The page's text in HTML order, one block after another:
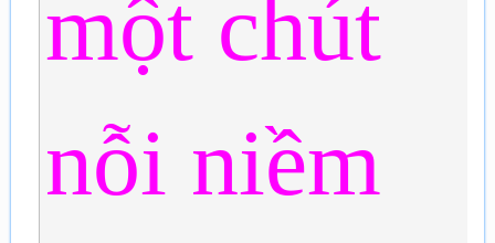
một chút
nỗi niềm